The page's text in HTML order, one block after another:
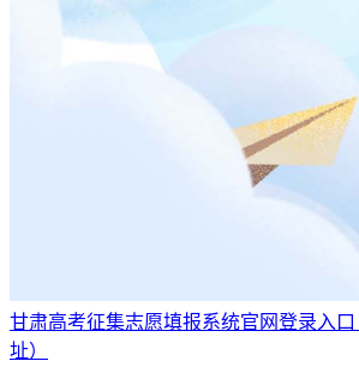
甘肃高考征集志愿填报系统官网登录入口
址）